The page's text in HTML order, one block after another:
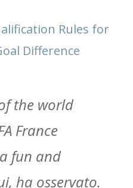
Rules for
Difference
the world
France
fun and
ha osservato.